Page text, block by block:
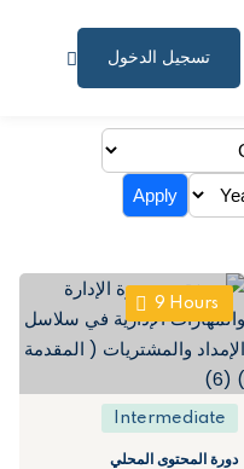
تسجيل الدخول
الصفحة الرئيسية
البرامج التدريبية
نبذة عنا
المستندات المساندة
للاستشارات
الملف الشخصي
Apply
9 Hours
Intermediate
دورة المحتوى المحلي